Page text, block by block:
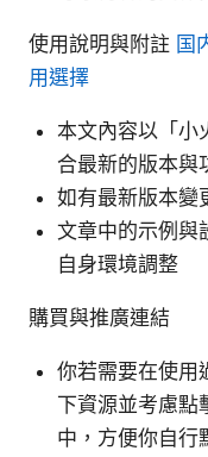
使用說明與附註 国
用選擇
本文內容以「小
合最新的版本與
如有最新版本變
文章中的示例與
自身環境調整
購買與推廣連結
你若需要在使用
下資源並考慮點
中，方便你自行